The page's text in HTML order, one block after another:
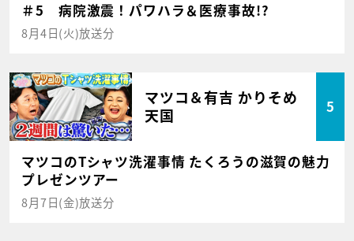
＃5 病院激震！パワハラ＆医療事故!?
8月4日(火)放送分
マツコ＆有吉 かりそめ
天国
5
マツコのTシャツ洗濯事情 たくろうの滋賀の魅力
プレゼンツアー
8月7日(金)放送分